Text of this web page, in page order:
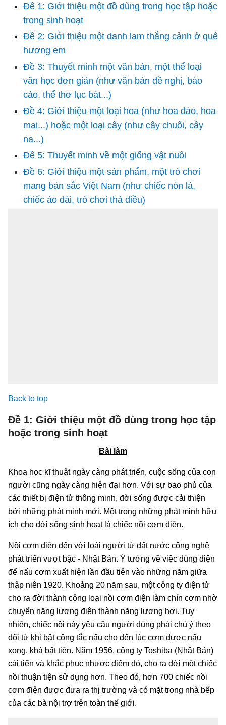
Đề 1: Giới thiệu một đồ dùng trong học tập hoặc
trong sinh hoạt
Đề 2: Giới thiệu một danh lam thắng cảnh ở quê
hương em
Đề 3: Thuyết minh một văn bản, một thể loại
văn học đơn giản (như văn bản đề nghị, báo
cáo, thể thơ lục bát...)
Đề 4: Giới thiệu một loại hoa (như hoa đào, hoa
mai...) hoặc một loại cây (như cây chuối, cây
na...)
Đề 5: Thuyết minh về một giống vật nuôi
Đề 6: Giới thiệu một sản phẩm, một trò chơi
mang bản sắc Việt Nam (như chiếc nón lá,
chiếc áo dài, trò chơi thả diều)
Back to top
Đề 1: Giới thiệu một đồ dùng trong học tập
hoặc trong sinh hoạt
Bài làm
Khoa học kĩ thuật ngày càng phát triển, cuộc sống của con
người cũng ngày càng hiện đại hơn. Với sự bao phủ của
các thiết bị điện tử thông minh, đời sống được cải thiện
bởi những phát minh mới. Một trong những phát minh hữu
ích cho đời sống sinh hoạt là chiếc nồi cơm điện.
Nồi cơm điện đến với loài người từ đất nước công nghệ
phát triển vượt bậc - Nhật Bản. Ý tưởng về việc dùng điện
để nấu cơm xuất hiện lần đầu tiên vào những năm giữa
thập niên 1920. Khoảng 20 năm sau, một công ty điện tử
cho ra đời thành công loại nồi cơm điện làm chín cơm nhờ
chuyển năng lượng điện thành năng lượng hơi. Tuy
nhiên, chiếc nồi này yêu cầu người dùng phải chú ý theo
dõi từ khi bật công tắc nấu cho đến lúc cơm được nấu
xong, khá bất tiện. Năm 1956, công ty Toshiba (Nhật Bản)
cải tiến và khắc phục nhược điểm đó, cho ra đời một chiếc
nồi thuận tiện sử dụng hơn. Theo đó, hơn 700 chiếc nồi
cơm điện được đưa ra thị trường và có mặt trong nhà bếp
của các bà nội trợ trên toàn thế giới.